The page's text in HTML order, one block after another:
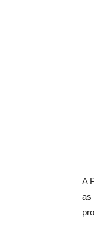
A
as